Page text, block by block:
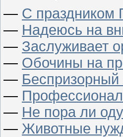
— С
— Надеюсь на
— Заслуживает
— Обочины на
—
—
— Не пора ли
— Животные